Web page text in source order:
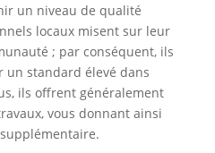
un niveau de qualité
locaux misent sur leur
; par conséquent, ils
un standard élevé dans
ils offrent généralement
vous donnant ainsi